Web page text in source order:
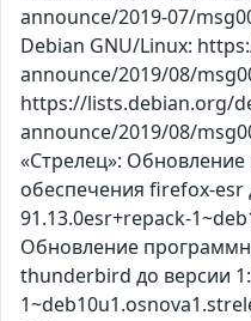
announce/2019-07/
Debian GNU/Linux:
announce/2019/08/
https://lists.debian.org/
announce/2019/08/
«Стрелец»:
обеспечения firefox-esr
91.13.0esr+repack-
Обновление
thunderbird до версии